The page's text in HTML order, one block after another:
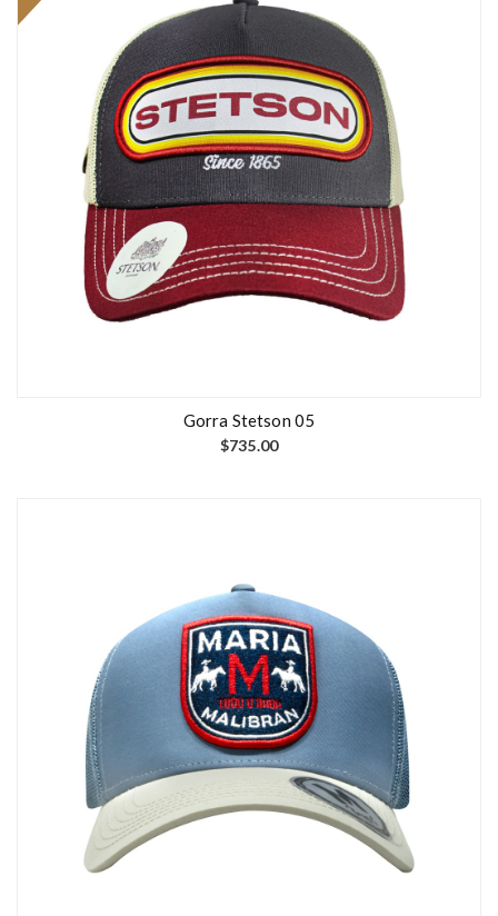
Gorra Stetson 05
$735.00